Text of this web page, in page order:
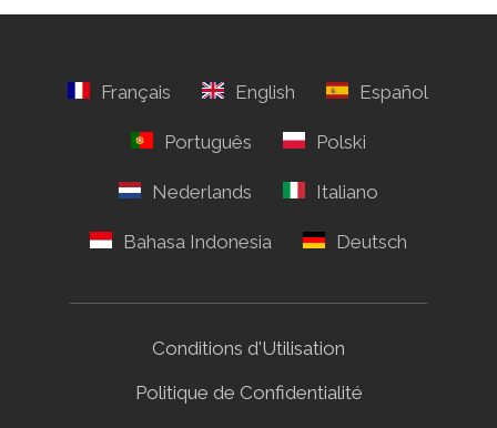
Conditions d'Utilisation
Politique de Confidentialité